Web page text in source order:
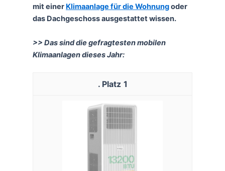
mit einer Klimaanlage für die Wohnungoder
das Dachgeschoss ausgestattet wissen.
>> Das sind die gefragtesten mobilen
Klimaanlagen dieses Jahr:
1